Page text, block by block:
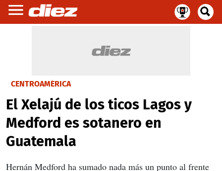
CENTROAMÉRICA
El Xelajú de los ticos Lagos y
Medford es sotanero en
Guatemala
Hernán Medford ha sumado nada más un punto al frente